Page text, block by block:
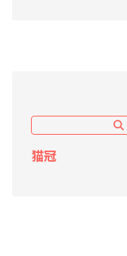
猫冠